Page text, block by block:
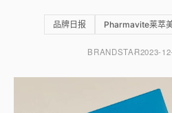
品牌日报 Pharmavite莱萃
BRANDSTAR2023-